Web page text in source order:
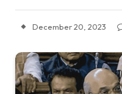
December 20, 2023